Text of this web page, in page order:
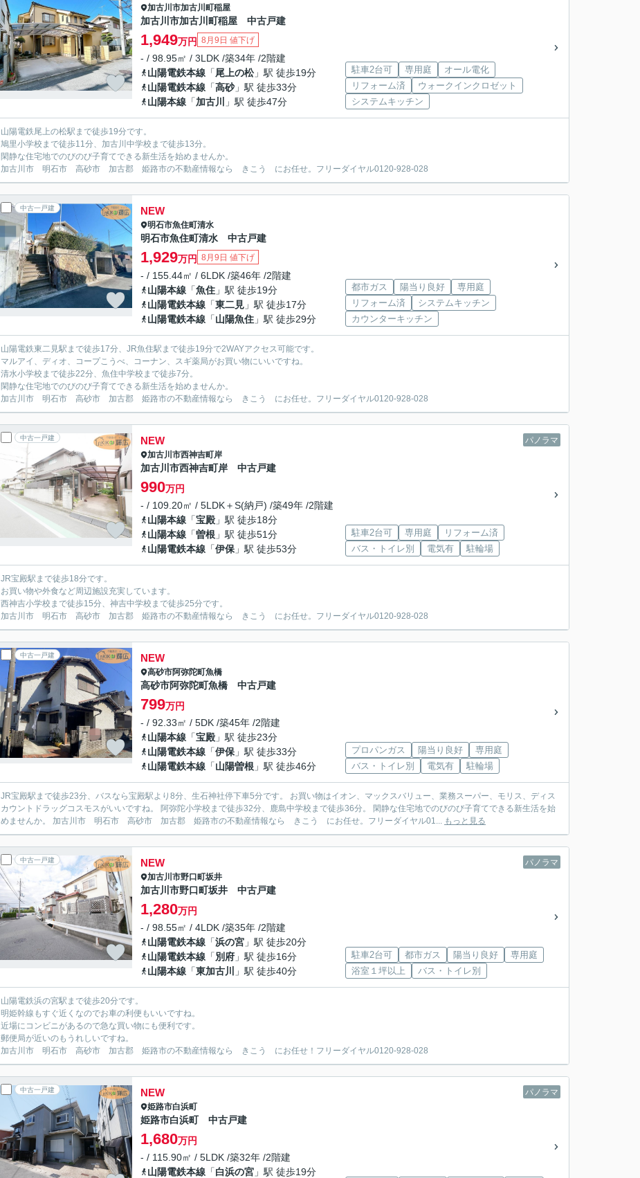
加古川市加古川町稲屋
加古川市加古川町稲屋 中古戸建
1,949万円 8月9日 値下げ
- / 98.95㎡ / 3LDK /築34年 /2階建
山陽電鉄本線 「尾上の松」駅 徒歩19分
山陽電鉄本線 「高砂」駅 徒歩33分
山陽本線 「加古川 」駅 徒歩47分
駐車2台可 専用庭
オール電化
リフォーム済
ウォークインクロゼット
システムキッチン
山陽電鉄尾上の松駅まで徒歩19分です。
鳩里小学校まで徒歩11分、加古川中学校まで徒歩13分。
閑静な住宅地でのびのび子育てできる新生活を始めませんか。
加古川市 明石市 高砂市 加古郡 姫路市の不動産情報なら きこう にお任せ。フリーダイヤル0120-928-028
中古一戸建 NEW
明石市魚住町清水
明石市魚住町清水 中古戸建
1,929万円 8月9日 値下げ
- / 155.44㎡ / 6LDK /築46年 /2階建
山陽本線 「魚住 」駅 徒歩19分
山陽電鉄本線 「東二見 」駅 徒歩17分
山陽電鉄本線 「山陽魚住 」駅 徒歩29分
都市ガス 陽当り良好
専用庭
リフォーム済
システムキッチン
カウンターキッチン
山陽電鉄東二見駅まで徒歩17分、JR魚住駅まで徒歩19分で2WAYアクセス可能です。
マルアイ、ディオ、コープこうべ、コーナン、スギ薬局がお買い物にいいですね。
清水小学校まで徒歩22分、魚住中学校まで徒歩7分。
閑静な住宅地でのびのび子育てできる新生活を始めませんか。
加古川市 明石市 高砂市 加古郡 姫路市の不動産情報なら きこう にお任せ。フリーダイヤル0120-928-028
中古一戸建 パノラマ
NEW
加古川市西神吉町岸
加古川市西神吉町岸 中古戸建
990万円
- / 109.20㎡ / 5LDK＋S(納戸) /築49年 /2階建
山陽本線 「宝殿 」駅 徒歩18分
山陽本線 「曽根 」駅 徒歩51分
山陽電鉄本線 「伊保 」駅 徒歩53分
駐車2台可 専用庭
リフォーム済
バス・トイレ別
電気有 駐輪場
JR宝殿駅まで徒歩18分です。
お買い物や外食など周辺施設充実しています。
西神吉小学校まで徒歩15分、神吉中学校まで徒歩25分です。
加古川市 明石市 高砂市 加古郡 姫路市の不動産情報なら きこう にお任せ。フリーダイヤル0120-928-028
中古一戸建 NEW
高砂市阿弥陀町魚橋
高砂市阿弥陀町魚橋 中古戸建
799万円
- / 92.33㎡ / 5DK /築45年 /2階建
山陽本線 「宝殿 」駅 徒歩23分
山陽電鉄本線 「伊保 」駅 徒歩33分
山陽電鉄本線 「山陽曽根 」駅 徒歩46分
プロパンガス 陽当り良好
専用庭
バス・トイレ別
電気有 駐輪場
JR宝殿駅まで徒歩23分、バスなら宝殿駅より8分、生石神社停下車5分です。 お買い物はイオン、マックスバリュー、業務スーパー、モリス、ディス
カウントドラッグコスモスがいいですね。 阿弥陀小学校まで徒歩32分、鹿島中学校まで徒歩36分。 閑静な住宅地でのびのび子育てできる新生活を始
めませんか。 加古川市 明石市 高砂市 加古郡 姫路市の不動産情報なら きこう にお任せ。フリーダイヤル01... もっと見る
中古一戸建 パノラマ
NEW
加古川市野口町坂井
加古川市野口町坂井 中古戸建
1,280万円
- / 98.55㎡ / 4LDK /築35年 /2階建
山陽電鉄本線 「浜の宮 」駅 徒歩20分
山陽電鉄本線 「別府 」駅 徒歩16分
山陽本線 「東加古川 」駅 徒歩40分
駐車2台可 都市ガス 陽当り良好
専用庭
浴室１坪以上
バス・トイレ別
山陽電鉄浜の宮駅まで徒歩20分です。
明姫幹線もすぐ近くなのでお車の利便もいいですね。
近場にコンビニがあるので急な買い物にも便利です。
郵便局が近いのもうれしいですね。
加古川市 明石市 高砂市 加古郡 姫路市の不動産情報なら きこう にお任せ！フリーダイヤル0120-928-028
中古一戸建 パノラマ
NEW
姫路市白浜町
姫路市白浜町 中古戸建
1,680万円
- / 115.90㎡ / 5LDK /築32年 /2階建
山陽電鉄本線 「白浜の宮 」駅 徒歩19分